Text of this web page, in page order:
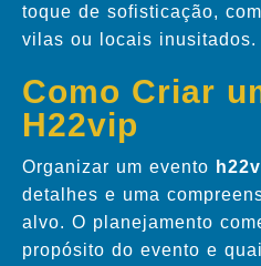
toque de sofisticação,
vilas ou locais inusitados.
Como Criar
H22vip
Organizar um evento
detalhes e uma
alvo. O planejamento
propósito do evento e